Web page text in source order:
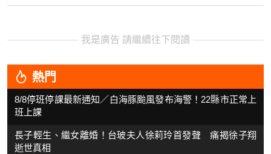
我是廣告 請繼續往下閱讀
熱門
8/8停班停課最新通知／白海豚颱風發布海警！22縣市正常上
班上課
長子輕生、繼女離婚！台玻夫人徐莉玲首發聲 痛揭徐子翔
逝世真相